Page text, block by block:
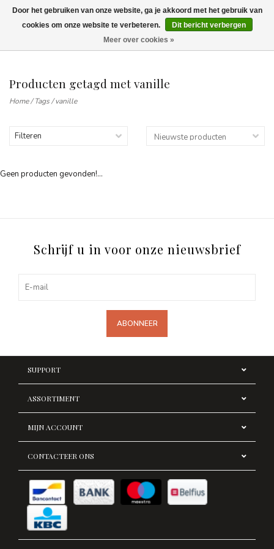
Wij leveren tot aan uw deur. Afhalen is mogelijk.
Producten getagd met vanille
Home/Tags/vanille
Filteren
Geen producten gevonden!...
Schrijf u in voor onze nieuwsbrief
ABONNEER
SUPPORT
ASSORTIMENT
MIJN ACCOUNT
CONTACTEER ONS
Door het gebruiken van onze website, ga je akkoord met het gebruik van
cookies om onze website te verbeteren.
Dit bericht verbergen
Meer over cookies »